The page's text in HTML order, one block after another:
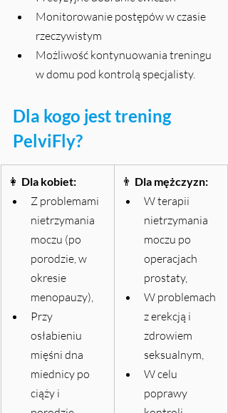
Monitorowanie postępów w czasie
rzeczywistym
Możliwość kontynuowania treningu
w domu pod kontrolą specjalisty.
Dla kogo jest trening
PelviFly?
👩 Dla kobiet:
Z problemami
nietrzymania
moczu (po
porodzie, w
okresie
menopauzy),
Przy
osłabieniu
mięśni dna
miednicy po
ciąży i
👨 Dla mężczyzn:
W terapii
nietrzymania
moczu po
operacjach
prostaty,
W problemach
z erekcją i
zdrowiem
seksualnym,
W celu
poprawy